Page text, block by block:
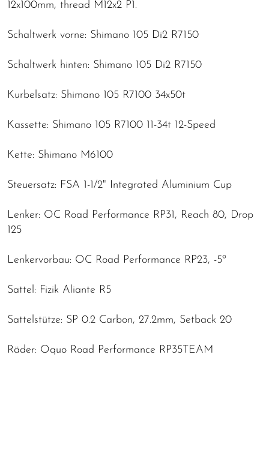
12x100mm, thread M12x2 P1.
Schaltwerk vorne: Shimano 105 Di2 R7150
Schaltwerk hinten: Shimano 105 Di2 R7150
Kurbelsatz: Shimano 105 R7100 34x50t
Kassette: Shimano 105 R7100 11-34t 12-Speed
Kette: Shimano M6100
Steuersatz: FSA 1-1/2" Integrated Aluminium Cup
Lenker: OC Road Performance RP31, Reach 80, Drop
125
Lenkervorbau: OC Road Performance RP23, -5º
Sattel: Fizik Aliante R5
Sattelstütze: SP 0.2 Carbon, 27.2mm, Setback 20
Räder: Oquo Road Performance RP35TEAM